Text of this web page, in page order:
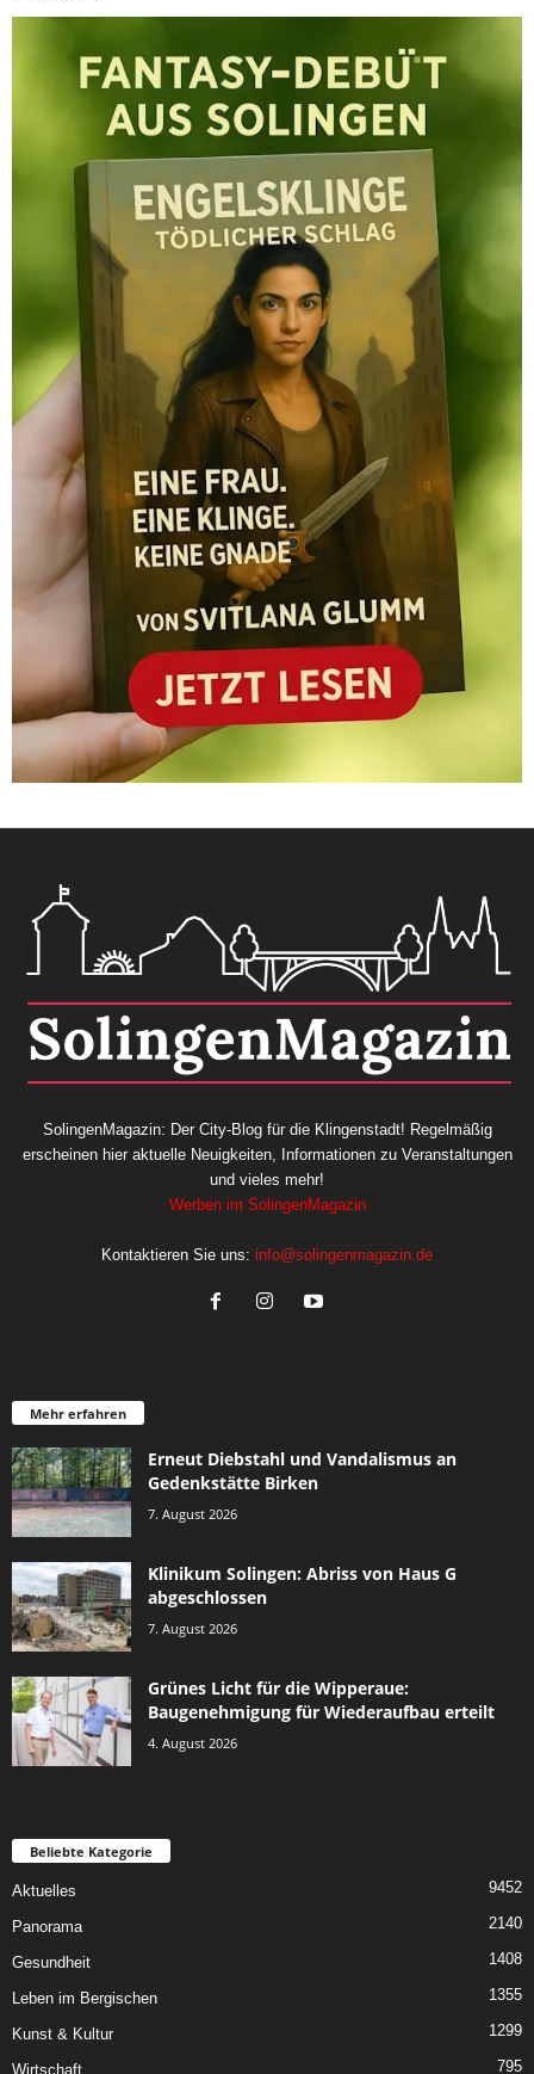
SolingenMagazin: Der City-Blog für die Klingenstadt! Regelmäßig
erscheinen hier aktuelle Neuigkeiten, Informationen zu Veranstaltungen
und vieles mehr!
Werben im SolingenMagazin
Kontaktieren Sie uns: info@solingenmagazin.de
Mehr erfahren
Erneut Diebstahl und Vandalismus an
Gedenkstätte Birken
7. August 2026
Klinikum Solingen: Abriss von Haus G
abgeschlossen
7. August 2026
Grünes Licht für die Wipperaue:
Baugenehmigung für Wiederaufbau erteilt
4. August 2026
Beliebte Kategorie
Aktuelles 9452
Panorama 2140
Gesundheit 1408
Leben im Bergischen 1355
Kunst & Kultur 1299
Wirtschaft 795